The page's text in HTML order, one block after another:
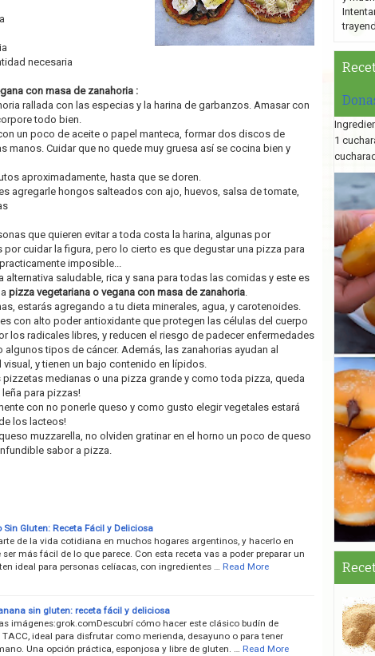
necesaria
con masa de zanahoria :
rallada con las especias y la harina de garbanzos. Amasar con
todo bien.
un poco de aceite o papel manteca, formar dos discos de
manos. Cuidar que no quede muy gruesa así se cocina bien y
aproximadamente, hasta que se doren.
agregarle hongos salteados con ajo, huevos, salsa de tomate,
que quieren evitar a toda costa la harina, algunas por
cuidar la figura, pero lo cierto es que degustar una pizza para
imposible...
alternativa saludable, rica y sana para todas las comidas y este es
pizza vegetariana o vegana con masa de zanahoria.
estarás agregando a tu dieta minerales, agua, y carotenoides.
con alto poder antioxidante que protegen las células del cuerpo
los radicales libres, y reducen el riesgo de padecer enfermedades
tipos de cáncer. Además, las zanahorias ayudan al
y tienen un bajo contenido en lípidos.
pizzetas medianas o una pizza grande y como toda pizza, queda
leña para pizzas!
con no ponerle queso y como gusto elegir vegetales estará
los lacteos!
muzzarella, no olviden gratinar en el horno un poco de queso
sabor a pizza.
Sin Gluten: Receta Fácil y Deliciosa
de la vida cotidiana en muchos hogares argentinos, y hacerlo en
ser más fácil de lo que parece. Con esta receta vas a poder preparar un
ideal para personas celíacas, con ingredientes …
Read More
sin gluten: receta fácil y deliciosa
imágenes:grok.comDescubrí cómo hacer este clásico budín de
ideal para disfrutar como merienda, desayuno o para tener
Una opción práctica, esponjosa y libre de gluten. …
Read More
1